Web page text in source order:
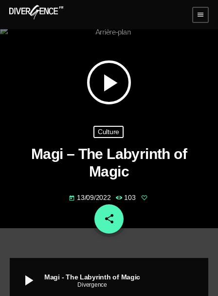
menu
play_arrow
Culture
Magi – The Labyrinth of
Magic
today 13/09/2022 103
share
email
play_arrow Magi - The Labyrinth of Magic
Divergence